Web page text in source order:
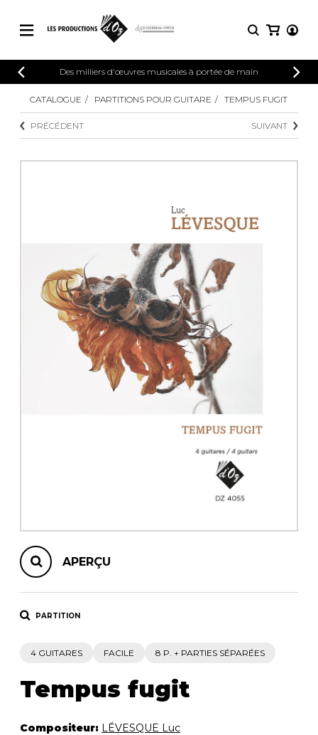
CATALOGUE
Explorez notre catalogue de partitions
riche en œuvres originales et en
arrangements de qualité.
PARTITIONS POUR AUTRES
INSTRUMENTS
PARTITIONS POUR ENSEMBLES
AUTRES PRODUITS
CONNEXION
INSCRIPTION
Des milliers d'œuvres musicales à portée de main
PARTITIONS
Méthodes
5 guitares et plus
Ensemble de
Concerto pour
CATALOGUE PARTITIONS POUR GUITARE TEMPUS FUGIT
PRÉCÉDENT SUIVANT
APERÇU
PARTITION
4 GUITARES FACILE 8 P. + PARTIES SÉPARÉES
Tempus fugit
Compositeur: LÉVESQUE Luc